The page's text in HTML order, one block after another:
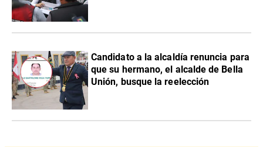
Candidato a la alcaldía renuncia para
que su hermano, el alcalde de Bella
Unión, busque la reelección